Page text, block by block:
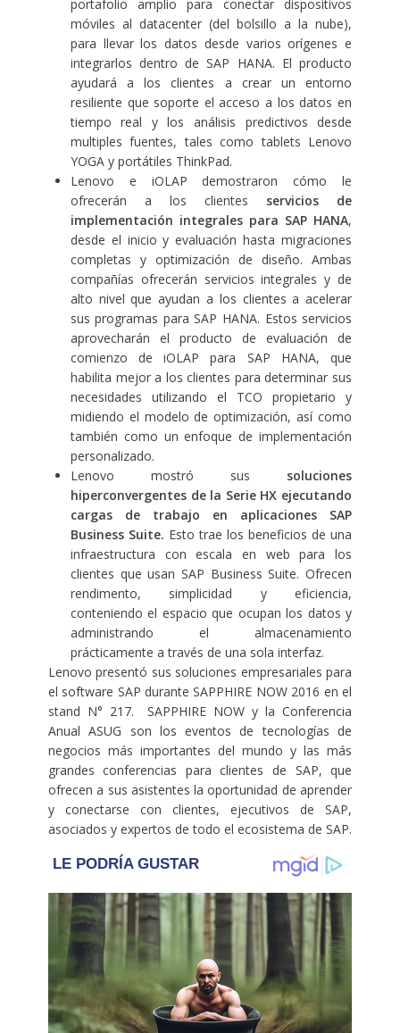
portafolio amplio para conectar dispositivos
móviles al datacenter (del bolsillo a la nube),
para llevar los datos desde varios orígenes e
integrarlos dentro de SAP HANA. El producto
ayudará a los clientes a crear un entorno
resiliente que soporte el acceso a los datos en
tiempo real y los análisis predictivos desde
multiples fuentes, tales como tablets Lenovo
YOGA y portátiles ThinkPad.
Lenovo e iOLAP demostraron cómo le
ofrecerán a los clientes servicios de
implementación integrales para SAP HANA,
desde el inicio y evaluación hasta migraciones
completas y optimización de diseño. Ambas
compañías ofrecerán servicios integrales y de
alto nivel que ayudan a los clientes a acelerar
sus programas para SAP HANA. Estos servicios
aprovecharán el producto de evaluación de
comienzo de iOLAP para SAP HANA, que
habilita mejor a los clientes para determinar sus
necesidades utilizando el TCO propietario y
midiendo el modelo de optimización, así como
también como un enfoque de implementación
personalizado.
Lenovo mostró sus soluciones
hiperconvergentes de la Serie HX ejecutando
cargas de trabajo en aplicaciones SAP
Business Suite. Esto trae los beneficios de una
infraestructura con escala en web para los
clientes que usan SAP Business Suite. Ofrecen
rendimento, simplicidad y eficiencia,
conteniendo el espacio que ocupan los datos y
administrando el almacenamiento
prácticamente a través de una sola interfaz.
Lenovo presentó sus soluciones empresariales para
el software SAP durante SAPPHIRE NOW 2016 en el
stand N° 217. SAPPHIRE NOW y la Conferencia
Anual ASUG son los eventos de tecnologías de
negocios más importantes del mundo y las más
grandes conferencias para clientes de SAP, que
ofrecen a sus asistentes la oportunidad de aprender
y conectarse con clientes, ejecutivos de SAP,
asociados y expertos de todo el ecosistema de SAP.